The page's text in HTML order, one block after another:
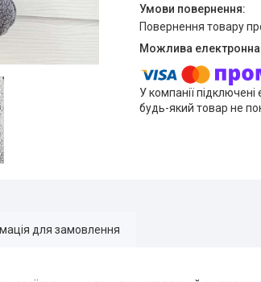
повернення товару
У компанії
будь-який товар не
для замовлення